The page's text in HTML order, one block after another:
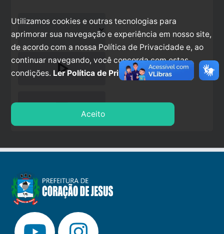
play_arrow
stop
Utilizamos cookies e outras tecnologias para
aprimorar sua navegação e experiência em nosso site,
de acordo com a nossa Política de Privacidade e, ao
continuar navegando, você concorda com estas
condições. Ler Política de Privacidade.
Aceito